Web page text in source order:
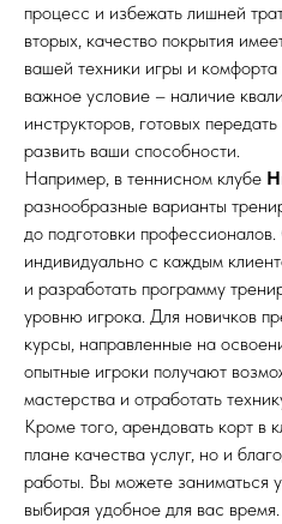
процесс и избежать лишней
вторых, качество покрытия
вашей техники игры и комфорта
важное условие – наличие
инструкторов, готовых
развить ваши способности.
Например, в теннисном клубе
разнообразные варианты
до подготовки
индивидуально с каждым
и разработать программу
уровню игрока. Для новичков
курсы, направленные на
опытные игроки получают
мастерства и отработать
Кроме того, арендовать корт в
плане качества услуг, но и
работы. Вы можете заниматься
выбирая удобное для вас